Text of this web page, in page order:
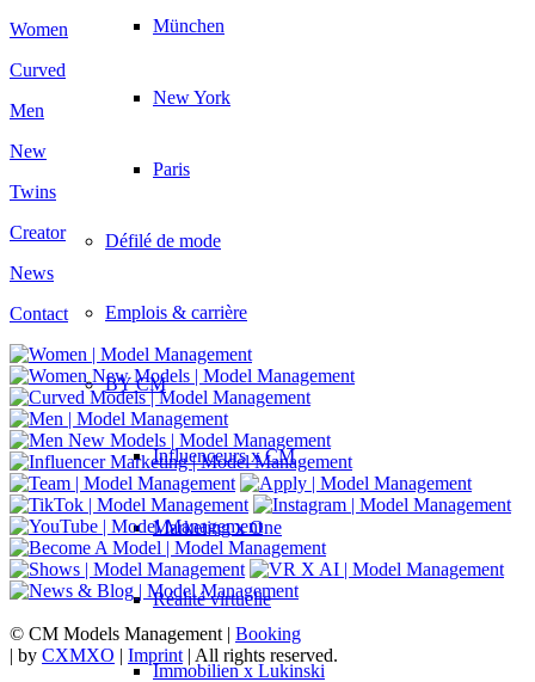
München
New York
Paris
Défilé de mode
Emplois & carrière
BY CM
Influenceurs x CM
Marketing x One
Réalité virtuelle
Immobilien x Lukinski
Women
Curved
Men
New
Twins
Creator
News
Contact
© CM Models Management | Booking
| by CXMXO | Imprint | All rights reserved.